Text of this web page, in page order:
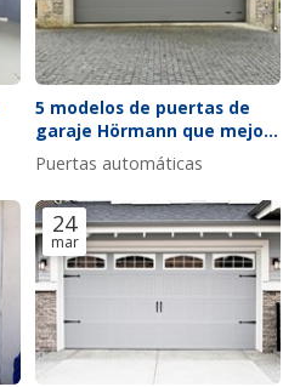
5 modelos de puertas de
garaje Hörmann que mejor
se adaptan a fachadas
modernas
Puertas automáticas
24
mar